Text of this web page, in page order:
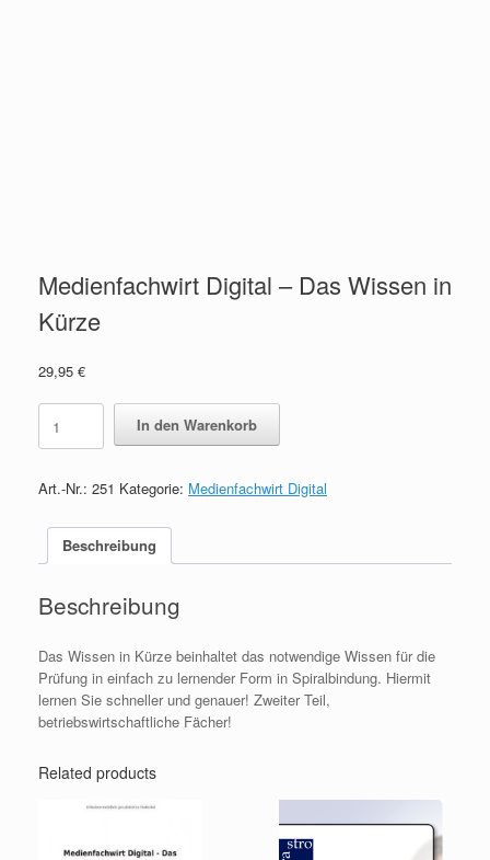
Medienfachwirt Digital – Das Wissen in
Kürze
29,95 €
Medienfachwirt
Digital
-
Wissen
Kürze
quantity
In den Warenkorb
Art.-Nr.: 251 Kategorie: Medienfachwirt Digital
Beschreibung
Beschreibung
Das Wissen in Kürze beinhaltet das notwendige Wissen für die
Prüfung in einfach zu lernender Form in Spiralbindung. Hiermit
lernen Sie schneller und genauer! Zweiter Teil,
betriebswirtschaftliche Fächer!
Related products